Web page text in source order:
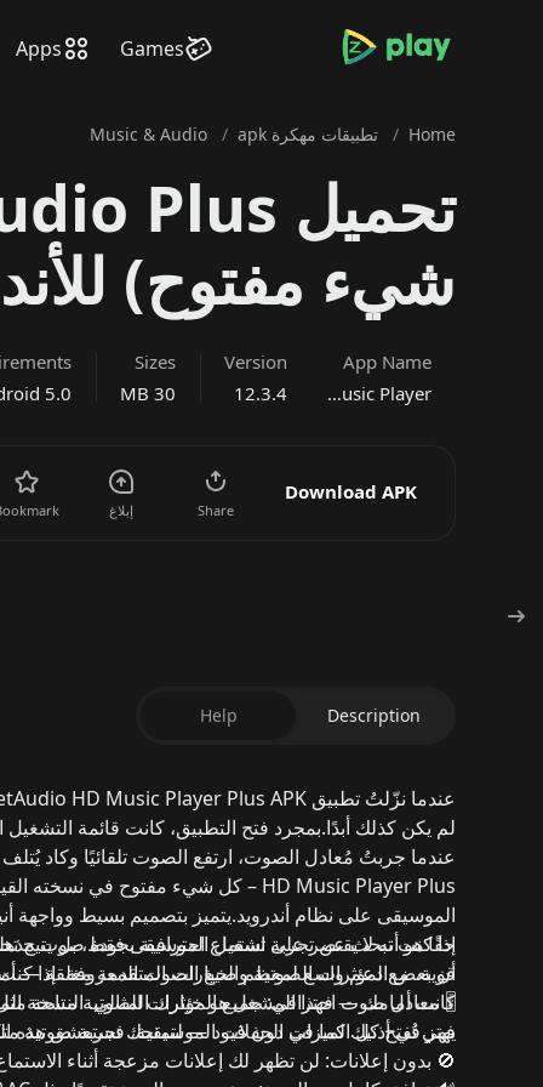
bramjpure.com
Games
Apps
Home
/ تطبيقات مهكرة apk /
Music & Audio
شيء مفتوح)
App Name
jetAudio+ Hi-Res Music Player
Version
12.3.4
Sizes
30 MB
5.0
Download APK
Share إبلاغ
Description
Help
عندما نزّلتُ تطبيق HD Music Player Plus APK
لم يكن كذلك أبدًا.بمجرد فتح التطبيق، كانت قائمة
عندما جربتُ مُعادل الصوت، ارتفع الصوت تلقائيًا
HD Music Player Plus – كل شيء مفتوح
في نسخته
الموسيقى على نظام أندرويد.يتميز بتصميم بسيط وواجهة
حقًا هو أنه لا يقتصر على تشغيل الموسيقى فقط، بل يتيح
قوية، مع دعم واسع لمعظم صيغ الصوت المعروفة.إذا
كانت أمامك — فهذا المشغل هو خيارك المثالي.النسخة
فهي تُفتح كل الميزات دون قيود — لتمنحك تجربة صوتية
إذا كنت تبحث عن تجربة استماع احترافية بجودة صوت
أن بعض المؤثرات الصوتية والخيارات المتقدمة مغلقة —
🎚️معادل صوت احترافي:جميع المؤثرات الصوتية متاحة
يهتز في أذنيك كما في الحفلات الموسيقية، فستعشق هذه
🚫 بدون إعلانات: لن تظهر لك إعلانات مزعجة أثناء